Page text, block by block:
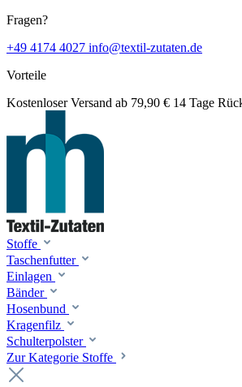
Fragen?
+49 4174 4027 info@textil-zutaten.de
Vorteile
Kostenloser Versand ab 79,90 € 14 Tage
Stoffe
Taschenfutter
Einlagen
Bänder
Hosenbund
Kragenfilz
Schulterpolster
Zur Kategorie Stoffe